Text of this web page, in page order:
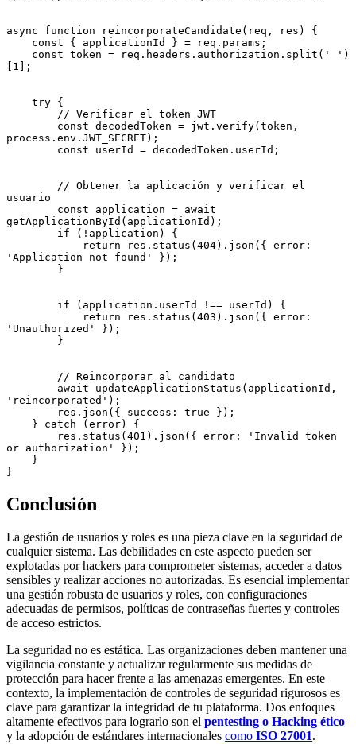
async function reincorporateCandidate(req, res) {
[1];
process.env.JWT_SECRET);
usuario
getApplicationById(applicationId);
'Application not found' });
'Unauthorized' });
'reincorporated');
or authorization' });
}
Conclusión
La gestión de usuarios y roles es una pieza clave en la seguridad de
cualquier sistema. Las debilidades en este aspecto pueden ser
explotadas por hackers para comprometer sistemas, acceder a datos
sensibles y realizar acciones no autorizadas. Es esencial implementar
una gestión robusta de usuarios y roles, con configuraciones
adecuadas de permisos, políticas de contraseñas fuertes y controles
de acceso estrictos.
La seguridad no es estática. Las organizaciones deben mantener una
vigilancia constante y actualizar regularmente sus medidas de
protección para hacer frente a las amenazas emergentes. En este
contexto, la implementación de controles de seguridad rigurosos es
clave para garantizar la integridad de tu plataforma. Dos enfoques
altamente efectivos para lograrlo son el pentesting o Hacking ético
y la adopción de estándares internacionales como ISO 27001.